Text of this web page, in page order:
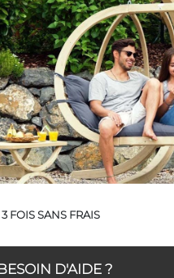
FOIS SANS FRAIS
D'AIDE ?